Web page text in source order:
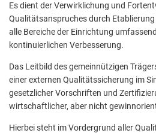
Es dient der Verwirklichung und
Qualitätsanspruches durch
alle Bereiche der Einrichtung
kontinuierlichen Verbesserung.
Das Leitbild des gemeinnützigen
einer externen Qualitätssicherung im
gesetzlicher Vorschriften und
wirtschaftlicher, aber nicht
Hierbei steht im Vordergrund aller